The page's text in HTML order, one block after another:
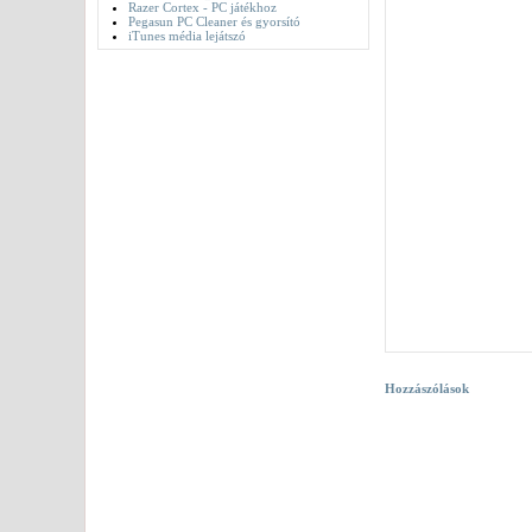
Razer Cortex - PC játékhoz
Pegasun PC Cleaner és gyorsító
iTunes média lejátszó
Hozzászólások